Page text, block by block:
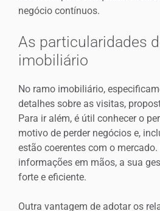
negócio contínuos.
As particularidades
imobiliário
No ramo imobiliário,
detalhes sobre as visitas,
Para ir além, é útil conhecer o
motivo de perder negócios e,
estão coerentes com o
informações em mãos, a sua
forte e eficiente.
Outra vantagem de adotar os